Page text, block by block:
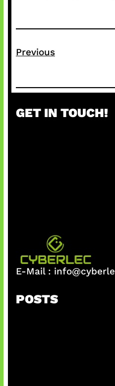
Previous
GET IN TOUCH!
E-Mail :
POSTS